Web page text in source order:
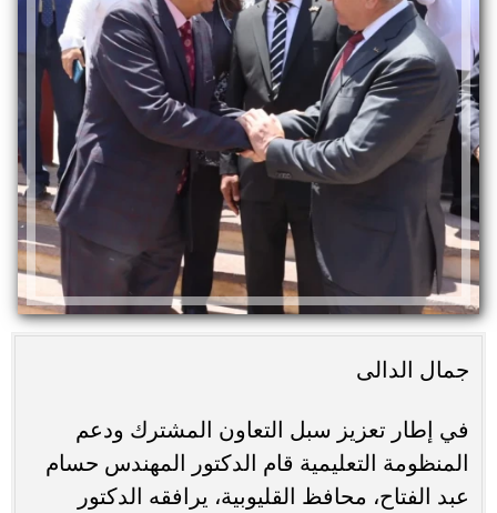
جمال الدالى
في إطار تعزيز سبل التعاون المشترك ودعم
المنظومة التعليمية قام الدكتور المهندس حسام
عبد الفتاح، محافظ القليوبية، يرافقه الدكتور